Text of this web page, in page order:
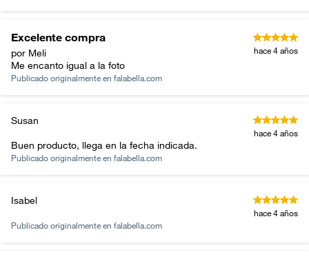
Excelente compra
por Meli hace 4 años
Me encanto igual a la foto
Publicado originalmente en falabella.com
Susan
hace 4 años
Buen producto, llega en la fecha indicada.
Publicado originalmente en falabella.com
Isabel
hace 4 años
Publicado originalmente en falabella.com